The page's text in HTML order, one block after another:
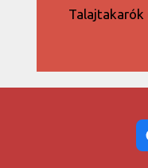
Talajtakarók